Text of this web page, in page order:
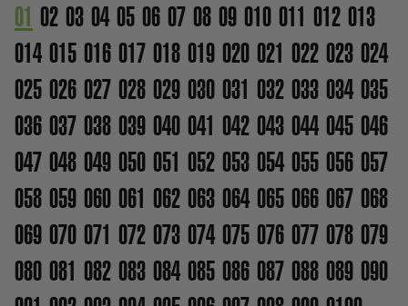
01 02 03 04 05 06 07 08 09 010 011 012 013
014 015 016 017 018 019 020 021 022 023 024
025 026 027 028 029 030 031 032 033 034 035
036 037 038 039 040 041 042 043 044 045 046
047 048 049 050 051 052 053 054 055 056 057
058 059 060 061 062 063 064 065 066 067 068
069 070 071 072 073 074 075 076 077 078 079
080 081 082 083 084 085 086 087 088 089 090